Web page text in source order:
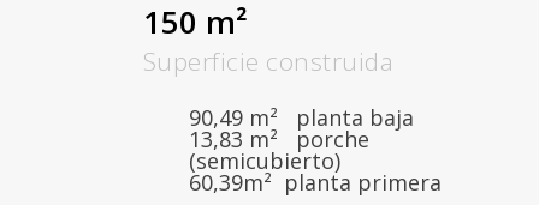
150 m²
Superficie construida
90,49 m² planta baja
13,83 m² porche
(semicubierto)
60,39m² planta primera